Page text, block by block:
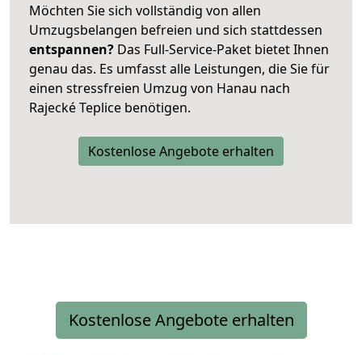
Möchten Sie sich vollständig von allen
Umzugsbelangen befreien und sich stattdessen
entspannen? Das Full-Service-Paket bietet Ihnen
genau das. Es umfasst alle Leistungen, die Sie für
einen stressfreien Umzug von Hanau nach
Rajecké Teplice benötigen.
Kostenlose Angebote erhalten
Kostenlose Angebote erhalten